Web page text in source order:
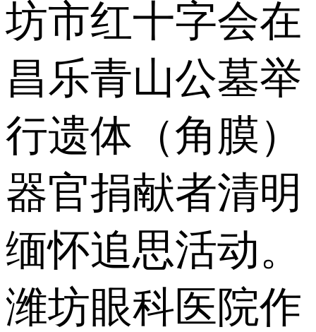
坊市红十字会在
昌乐青山公墓举
行遗体（角膜）
器官捐献者清明
缅怀追思活动。
潍坊眼科医院作